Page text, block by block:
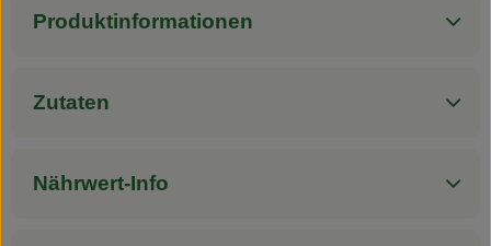
Produktinformationen
Zutaten
Nährwert-Info